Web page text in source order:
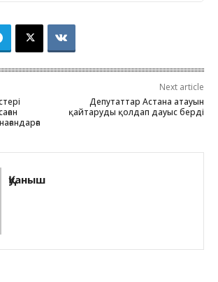
Next article
Депутаттар Астана атауын
қайтаруды қолдап дауыс берді
Қуаныш